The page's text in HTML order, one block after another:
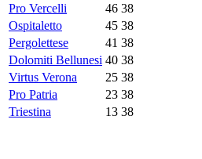
Pro Vercelli 46 38
Ospitaletto
45 38
Pergolettese
41 38
Dolomiti Bellunesi 40 38
Virtus Verona
25 38
Pro Patria
23 38
Triestina
13 38